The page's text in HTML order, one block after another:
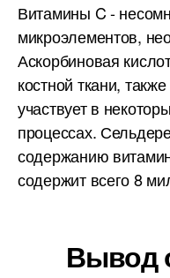
Витамины C -
микроэлементов,
Аскорбиновая
костной ткани,
участвует в
процессах.
содержанию
содержит всего 8
Вывод